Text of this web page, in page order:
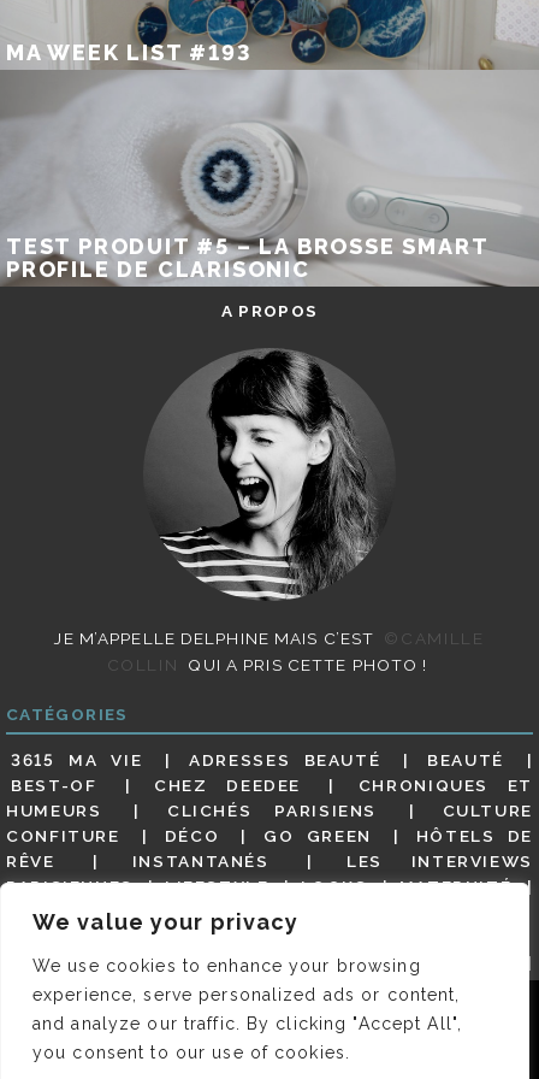
We value your privacy
We use cookies to enhance your browsing
experience, serve personalized ads or content,
and analyze our traffic. By clicking "Accept All",
you consent to our use of cookies.
MA WEEK LIST #193
TEST PRODUIT #5 – LA BROSSE SMART
PROFILE DE CLARISONIC
A PROPOS
JE M’APPELLE DELPHINE MAIS C’EST
©CAMILLE
COLLIN
QUI A PRIS CETTE PHOTO !
CATÉGORIES
3615 MA VIE ADRESSES BEAUTÉ
BEAUTÉ
BEST-OF
CHEZ DEEDEE
CHRONIQUES ET
HUMEURS
CLICHÉS PARISIENS
CULTURE
CONFITURE
DÉCO GO GREEN
HÔTELS DE
RÊVE
INSTANTANÉS
LES INTERVIEWS
PARISIENNES
LIFESTYLE LOOKS
MATERNITÉ
MES ADRESSES
MODE
(BUT GOODIES)
PAR ICI LE MAGOT !
GUIDE
PARIS EN PHOTOS
RESTAURANTS
REVUE DE PRESSE DÉTAILLÉE, SIOU PLAIT
DE THÉ
SHOPPING VIDÉOS
VITE ! UN RESTO
VOYAGES VOYAGES
Nous utilisons des cookies pour vous garantir la meilleure
expérience sur notre site. Si vous continuez à utiliser ce
dernier, nous considérerons que vous acceptez l'utilisation des